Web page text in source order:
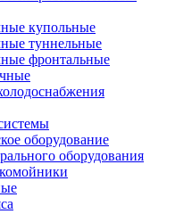
купольные
туннельные
фронтальные
оборудование
оборудования